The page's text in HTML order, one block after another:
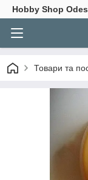
Hobbу Shop
Товари та